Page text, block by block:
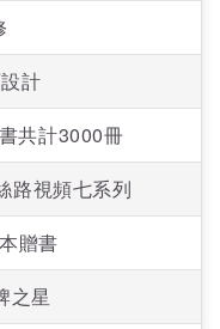
計
共計3000冊
路視頻七系列
贈書
之星